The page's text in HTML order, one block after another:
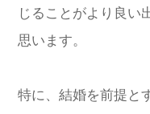
じることがより良い
思います。
特に、結婚を前提と